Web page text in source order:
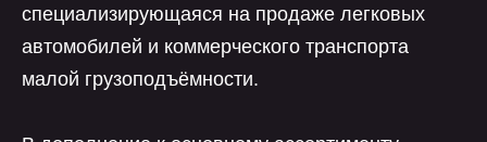
специализирующаяся на продаже легковых
автомобилей и коммерческого транспорта
малой грузоподъёмности.